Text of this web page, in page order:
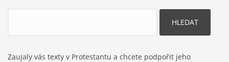
Zaujaly vás texty v Protestantu a chcete podpořit jeho